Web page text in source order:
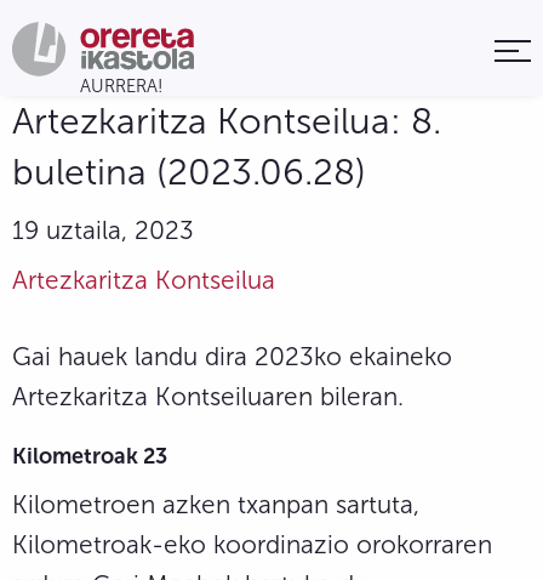
Artezkaritza Kontseilua: 8.
buletina (2023.06.28)
19 uztaila, 2023
Artezkaritza Kontseilua
Gai hauek landu dira 2023ko ekaineko
Artezkaritza Kontseiluaren bileran.
Kilometroak 23
Kilometroen azken txanpan sartuta,
Kilometroak-eko koordinazio orokorraren